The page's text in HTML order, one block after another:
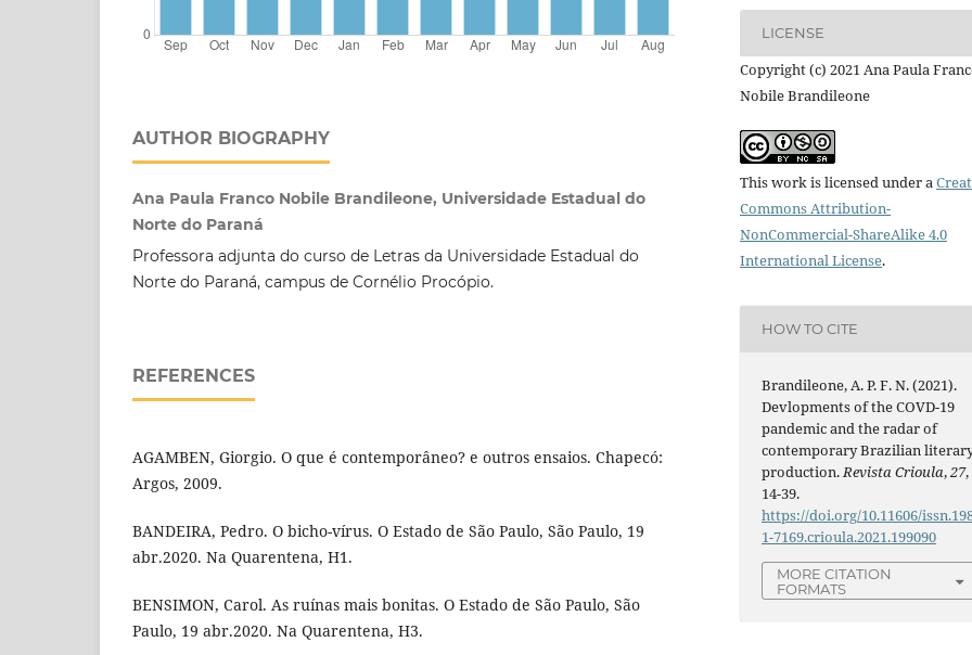
AUTHOR BIOGRAPHY
Ana Paula Franco Nobile Brandileone, Universidade Estadual do
Norte do Paraná
Professora adjunta do curso de Letras da Universidade Estadual do
Norte do Paraná, campus de Cornélio Procópio.
REFERENCES
AGAMBEN, Giorgio. O que é contemporâneo? e outros ensaios. Chapecó:
Argos, 2009.
BANDEIRA, Pedro. O bicho-vírus. O Estado de São Paulo, São Paulo, 19
abr.2020. Na Quarentena, H1.
BENSIMON, Carol. As ruínas mais bonitas. O Estado de São Paulo, São
Paulo, 19 abr.2020. Na Quarentena, H3.
LICENSE
Copyright (c) 2021 Ana Paula
Nobile Brandileone
This work is licensed under a
Commons Attribution-
NonCommercial-ShareAlike 4.0
International License.
HOW TO CITE
Brandileone, A. P. F. N. (2021).
Devlopments of the COVD-19
pandemic and the radar of
contemporary Brazilian
production.Revista Crioula,27,
14-39.
https://doi.org/10.11606/
1-7169.crioula.2021.199090
MORE CITATION
FORMATS